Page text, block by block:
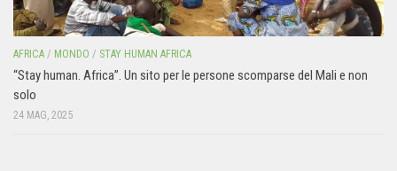
AFRICA / MONDO / STAY HUMAN AFRICA
“Stay human. Africa”. Un sito per le persone scomparse del Mali e non
solo
24 MAG, 2025